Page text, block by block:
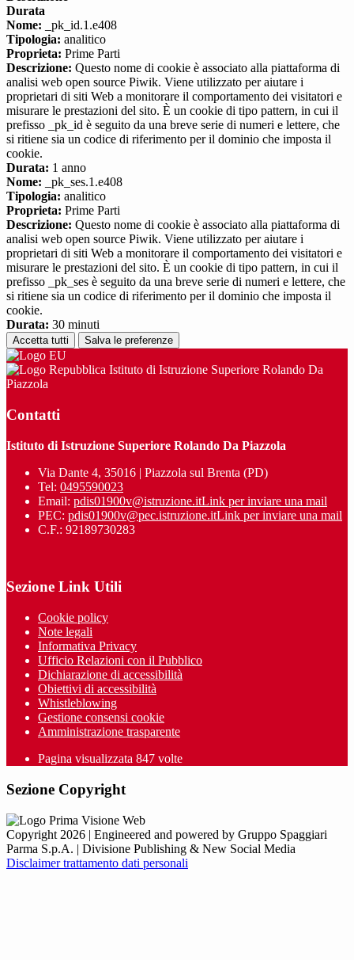
Durata
Nome: _pk_id.1.e408
Tipologia: analitico
Proprieta: Prime Parti
Descrizione: Questo nome di cookie è associato alla piattaforma di
analisi web open source Piwik. Viene utilizzato per aiutare i
proprietari di siti Web a monitorare il comportamento dei visitatori e
misurare le prestazioni del sito. È un cookie di tipo pattern, in cui il
prefisso _pk_id è seguito da una breve serie di numeri e lettere, che
si ritiene sia un codice di riferimento per il dominio che imposta il
cookie.
Durata: 1 anno
Nome: _pk_ses.1.e408
Tipologia: analitico
Proprieta: Prime Parti
Descrizione: Questo nome di cookie è associato alla piattaforma di
analisi web open source Piwik. Viene utilizzato per aiutare i
proprietari di siti Web a monitorare il comportamento dei visitatori e
misurare le prestazioni del sito. È un cookie di tipo pattern, in cui il
prefisso _pk_ses è seguito da una breve serie di numeri e lettere, che
si ritiene sia un codice di riferimento per il dominio che imposta il
cookie.
Durata: 30 minuti
Accetta tutti Salva le preferenze
Istituto di Istruzione Superiore Rolando Da
Piazzola
Contatti
Istituto di Istruzione Superiore Rolando Da Piazzola
Via Dante 4, 35016 | Piazzola sul Brenta (PD)
Tel: 0495590023
Email: pdis01900v@istruzione.itLink per inviare una mail
PEC: pdis01900v@pec.istruzione.itLink per inviare una mail
C.F.: 92189730283
Sezione Link Utili
Cookie policy
Note legali
Informativa Privacy
Ufficio Relazioni con il Pubblico
Dichiarazione di accessibilità
Obiettivi di accessibilità
Whistleblowing
Gestione consensi cookie
Amministrazione trasparente
Pagina visualizzata 847 volte
Sezione Copyright
Copyright 2026 | Engineered and powered by Gruppo Spaggiari
Parma S.p.A. | Divisione Publishing & New Social Media
Disclaimer trattamento dati personali